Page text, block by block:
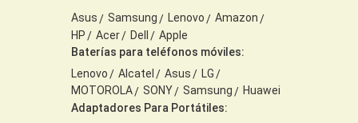
Asus
Samsung Lenovo
Amazon
HP
Acer Dell
Apple
Baterías para teléfonos móviles:
Lenovo
Alcatel Asus
LG
MOTOROLA
SONY Samsung
Huawei
Adaptadores Para Portátiles: